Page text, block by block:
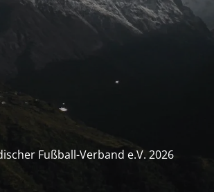
Fußball-Verband e.V. 2026